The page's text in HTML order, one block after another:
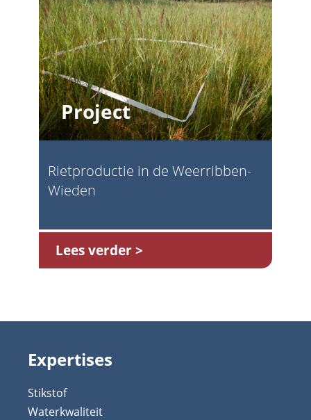
Project
Rietproductie in de Weerribben-
Wieden
Lees verder
Expertises
Stikstof
Waterkwaliteit